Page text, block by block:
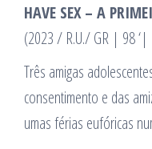
HAVE SEX – A
(2023 / R.U./ GR | 98
Três amigas
consentimento e das
umas férias eufóricas